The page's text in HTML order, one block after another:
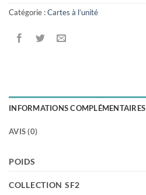
Catégorie :Cartes à l’unité
INFORMATIONS COMPLÉMENTAIRES
AVIS (0)
POIDS
COLLECTION SF2